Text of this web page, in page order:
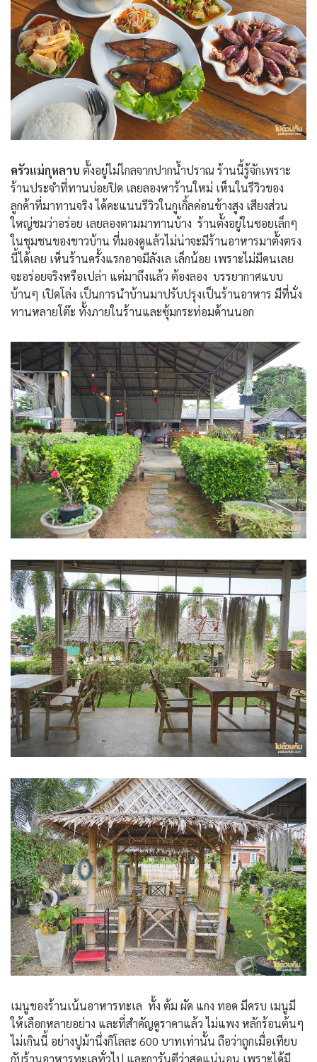
ครัวแม่กุหลาบ ตั้งอยู่ไม่ไกลจากปากน้ำปราณ ร้านนี้รู้จักเพราะ
ร้านประจำที่ทานบ่อยปิด เลยลองหาร้านใหม่ เห็นในรีวิวของ
ลูกค้าที่มาทานจริง ได้คะแนนรีวิวในกูเกิ้ลค่อนข้างสูง เสียงส่วน
ใหญ่ชมว่าอร่อย เลยลองตามมาทานบ้าง ร้านตั้งอยู่ในซอยเล็กๆ
ในชุมชนของชาวบ้าน ที่มองดูแล้วไม่น่าจะมีร้านอาหารมาตั้งตรง
นี้ได้เลย เห็นร้านครั้งแรกอาจมีลังเล เล็กน้อย เพราะไม่มีคนเลย
จะอร่อยจริงหรือเปล่า แต่มาถึงแล้ว ต้องลอง บรรยากาศแบบ
บ้านๆ เปิดโล่ง เป็นการนำบ้านมาปรับปรุงเป็นร้านอาหาร มีที่นั่ง
ทานหลายโต๊ะ ทั้งภายในร้านและซุ้มกระท่อมด้านนอก
เมนูของร้านเน้นอาหารทะเล ทั้ง ต้ม ผัด แกง ทอด มีครบ เมนูมี
ให้เลือกหลายอย่าง และที่สำคัญดูราคาแล้ว ไม่แพง หลักร้อนต้นๆ
ไม่เกินนี้ อย่างปูม้านึ่งกิโลละ 600 บาทเท่านั้น ถือว่าถูกเมื่อเทียบ
กับร้านอาหารทะเลทั่วไป และการันตีว่าสดแน่นอน เพราะได้มี